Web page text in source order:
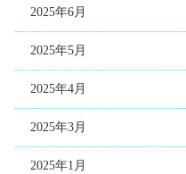
2025年6月
2025年5月
2025年4月
2025年3月
2025年1月